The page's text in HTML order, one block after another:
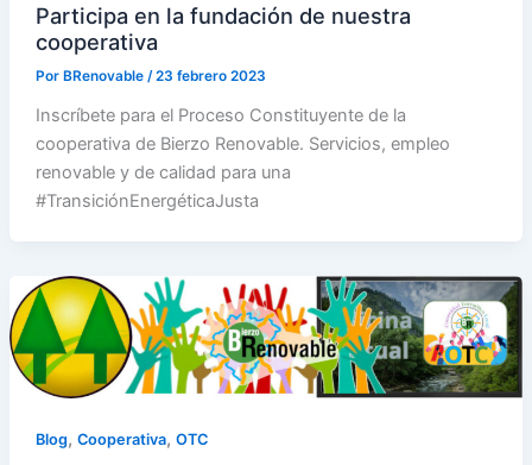
Participa en la fundación de nuestra
cooperativa
Por BRenovable /23 febrero 2023
Inscríbete para el Proceso Constituyente de la
cooperativa de Bierzo Renovable. Servicios, empleo
renovable y de calidad para una
#TransiciónEnergéticaJusta
Blog, Cooperativa, OTC